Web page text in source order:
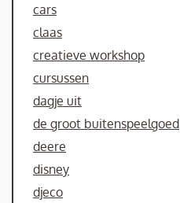
cars
claas
creatieve workshop
cursussen
dagje uit
de groot buitenspeelgoed
deere
disney
djeco